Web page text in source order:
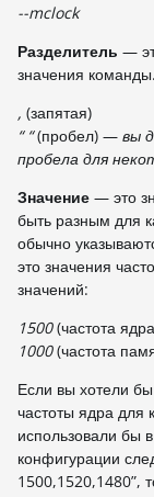
--mclock
Разделитель —
значения
, (запятая)
“ “(пробел) — вы
пробела для
Значение — это
быть разным для
обычно
это значения
значений:
1500(частота
1000(частота
Если вы хотели
частоты ядра для
использовали бы
конфигурации
1500,1520,1480”,